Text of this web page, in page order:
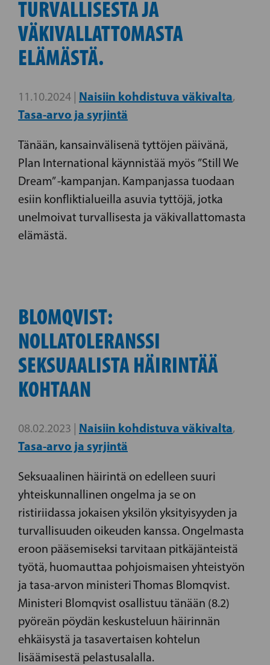
TURVALLISESTA JA
VÄKIVALLATTOMASTA
ELÄMÄSTÄ.
11.10.2024 | Naisiin kohdistuva väkivalta,
Tasa-arvo ja syrjintä
Tänään, kansainvälisenä tyttöjen päivänä,
Plan International käynnistää myös ”Still We
Dream” -kampanjan. Kampanjassa tuodaan
esiin konfliktialueilla asuvia tyttöjä, jotka
unelmoivat turvallisesta ja väkivallattomasta
elämästä.
BLOMQVIST:
NOLLATOLERANSSI
SEKSUAALISTA HÄIRINTÄÄ
KOHTAAN
08.02.2023 | Naisiin kohdistuva väkivalta,
Tasa-arvo ja syrjintä
Seksuaalinen häirintä on edelleen suuri
yhteiskunnallinen ongelma ja se on
ristiriidassa jokaisen yksilön yksityisyyden ja
turvallisuuden oikeuden kanssa. Ongelmasta
eroon pääsemiseksi tarvitaan pitkäjänteistä
työtä, huomauttaa pohjoismaisen yhteistyön
ja tasa-arvon ministeri Thomas Blomqvist.
Ministeri Blomqvist osallistuu tänään (8.2)
pyöreän pöydän keskusteluun häirinnän
ehkäisystä ja tasavertaisen kohtelun
lisäämisestä pelastusalalla.